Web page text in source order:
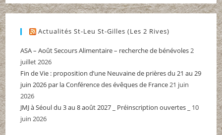
Actualités St-Leu St-Gilles (Les 2 Rives)
ASA – Août Secours Alimentaire – recherche de bénévoles2
juillet 2026
Fin de Vie : proposition d’une Neuvaine de prières du 21 au 29
juin 2026 par la Conférence des évêques de France21 juin
2026
JMJ à Séoul du 3 au 8 août 2027 _ Préinscription ouvertes _
10
juin 2026